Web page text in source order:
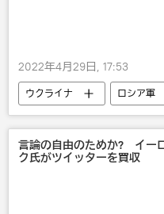
2022年4月29日, 17:53
ウクライナ ロシア軍
言論の自由のためか? イー
ク氏がツイッターを買収